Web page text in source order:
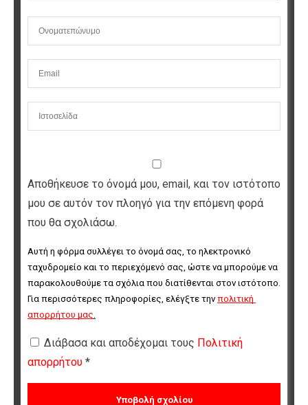
Αποθήκευσε το όνομά μου, email, και τον ιστότοπο
μου σε αυτόν τον πλοηγό για την επόμενη φορά
που θα σχολιάσω.
Αυτή η φόρμα συλλέγει το όνομά σας, το ηλεκτρονικό
ταχυδρομείο και το περιεχόμενό σας, ώστε να μπορούμε να
παρακολουθούμε τα σχόλια που διατίθενται στον ιστότοπο.
Για περισσότερες πληροφορίες, ελέγξτε την πολιτική
απορρήτου μας
Διάβασα και αποδέχομαι τους Πολιτική
απορρήτου *